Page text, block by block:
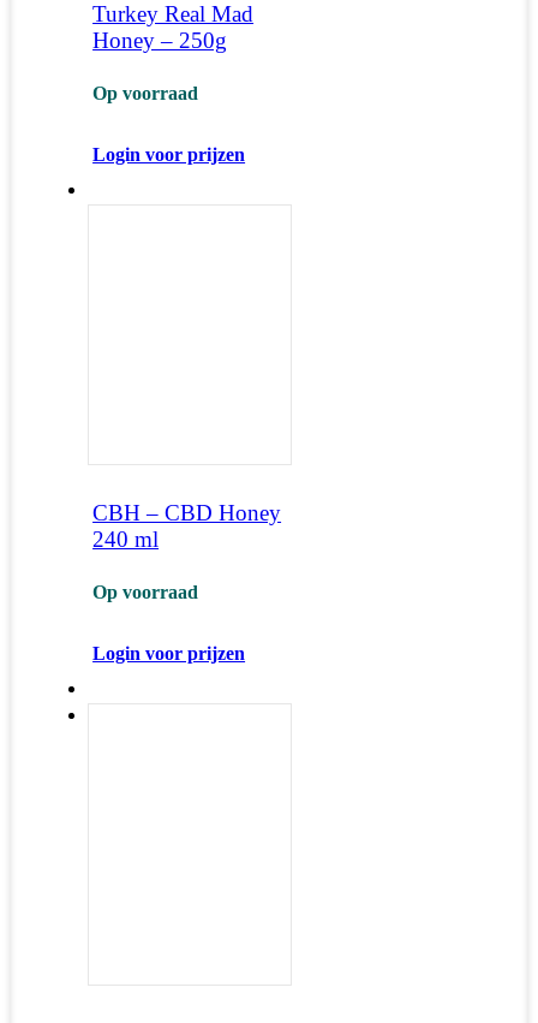
Turkey Real Mad
Honey – 250g
Op voorraad
Login voor prijzen
CBH – CBD Honey
240 ml
Op voorraad
Login voor prijzen